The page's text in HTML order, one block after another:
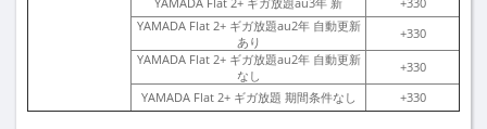
YAMADA Flat 2+ ギガ放題au2年 自動更新
あり
+330
YAMADA Flat 2+ ギガ放題au2年 自動更新
なし
+330
YAMADA Flat 2+ ギガ放題 期間条件なし
+330